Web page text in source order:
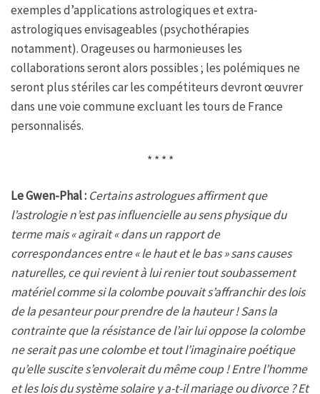
exemples d’applications astrologiques et extra-
astrologiques envisageables (psychothérapies
notamment). Orageuses ou harmonieuses les
collaborations seront alors possibles ; les polémiques ne
seront plus stériles car les compétiteurs devront œuvrer
dans une voie commune excluant les tours de France
personnalisés.
* * * *
Le Gwen-Phal : Certains astrologues affirment que
l’astrologie n’est pas influencielle au sens physique du
terme mais « agirait « dans un rapport de
correspondances entre « le haut et le bas » sans causes
naturelles, ce qui revient à lui renier tout soubassement
matériel comme si la colombe pouvait s’affranchir des lois
de la pesanteur pour prendre de la hauteur ! Sans la
contrainte que la résistance de l’air lui oppose la colombe
ne serait pas une colombe et tout l’imaginaire poétique
qu’elle suscite s’envolerait du même coup ! Entre l’homme
et les lois du système solaire y a-t-il mariage ou divorce ? Et